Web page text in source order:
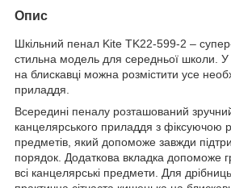
Опис
Шкільний пенал Kite TK22-599-2 –
стильна модель для середньої школи. У
на блискавці можна розмістити усе
приладдя.
Всередині пеналу розташований
канцелярського приладдя з фіксуючою
предметів, який допоможе завжди
порядок. Додаткова вкладка допоможе
всі канцелярські предмети. Для